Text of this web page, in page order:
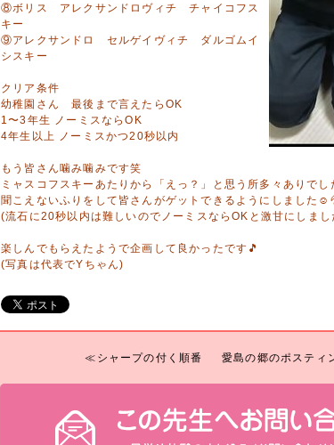
⑧ボリス アレクサンドロヴィチ チャイコフス
キー
⑨アレクサンドロ セルゲイヴィチ ダルゴムイ
シスキー
クリア条件
幼稚園さん 最後まで言えたらOK
1〜3年生 ノーミスならOK
4年生以上 ノーミスかつ20秒以内
もう皆さん噛み噛みです笑
ミャスコフスキーあたりから「えっ？」と思う所多々ありでし
聞こえないふりをして皆さんがゲットできるようにしました
(流石に20秒以内は難しいのでノーミスならOKと激甘にしまし
楽しんでもらえたようで企画して良かったです🎵
(写真は代表でYちゃん)
≪シャープの付く順番 愛島の郷のポスティ